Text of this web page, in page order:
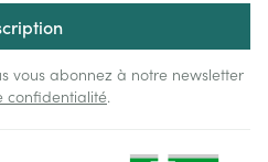
vous abonnez à notre newsletter
confidentialité.